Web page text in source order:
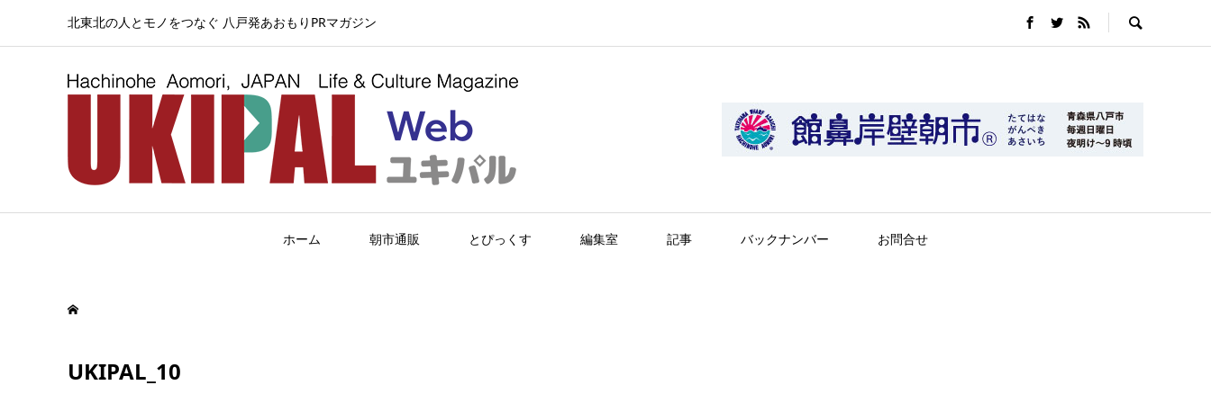
北東北の人とモノをつなぐ 八戸発あおもりPRマガジン
ホーム 朝市通販 とぴっくす 編集室 記事 バックナンバー お問合せ
UKIPAL_10